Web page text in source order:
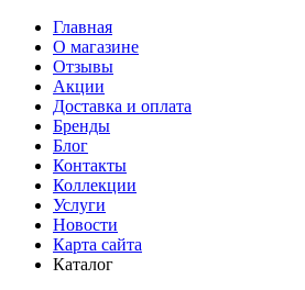
Главная
О магазине
Отзывы
Акции
Доставка и оплата
Бренды
Блог
Контакты
Коллекции
Услуги
Новости
Карта сайта
Каталог